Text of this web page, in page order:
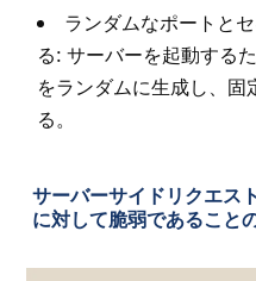
ランダムなポートと
る: サーバーを起動する
をランダムに生成し、
る。
サーバーサイドリクエス
に対して脆弱であること